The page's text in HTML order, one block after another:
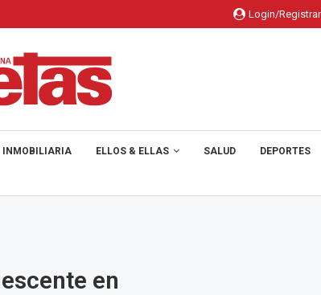
Login/Registrar
INMOBILIARIA ELLOS & ELLAS SALUD DEPORTES
en